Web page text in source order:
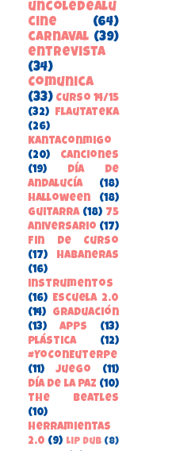
uncoledealu
cine
(64)
carnaval (39)
entrevista
(34)
ComunicA
(33) Curso 14/15
(32)
FlautateKa
(26)
kantaconmigo
(20)
canciones
(19)
Día de
Andalucía
(18)
Halloween
(18)
guitarra (18) 75
aniversario (17)
Fin de Curso
(17)
habaneras
(16)
instrumentos
(16) Escuela 2.0
(14)
Graduación
(13)
apps
(13)
Plástica
(12)
#YoConEuterpe
(11)
juego
(11)
Día de la Paz (10)
the beatles
(10)
herramientas
2.0 (9) Lip Dub (8)